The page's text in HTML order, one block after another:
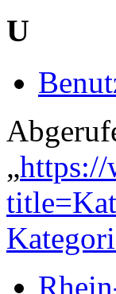
U
„https://